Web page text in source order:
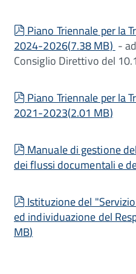
pdf
Piano Triennale per la
2024-2026(7.38 MB) -
Consiglio Direttivo del
pdf
Piano Triennale per la
2021-2023(2.01 MB)
pdf
Manuale di gestione
dei flussi documentali e
pdf
Istituzione del
ed individuazione del
MB)